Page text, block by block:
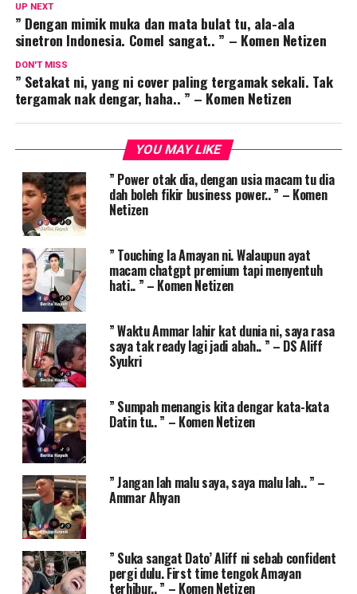
UP NEXT
” Dengan mimik muka dan mata bulat tu, ala-ala
sinetron Indonesia. Comel sangat.. ” – Komen Netizen
DON'T MISS
” Setakat ni, yang ni cover paling tergamak sekali. Tak
tergamak nak dengar, haha.. ” – Komen Netizen
YOU MAY LIKE
” Power otak dia, dengan usia macam tu dia
dah boleh fikir business power.. ” – Komen
Netizen
” Touching la Amayan ni. Walaupun ayat
macam chatgpt premium tapi menyentuh
hati.. ” – Komen Netizen
” Waktu Ammar lahir kat dunia ni, saya rasa
saya tak ready lagi jadi abah.. ” – DS Aliff
Syukri
” Sumpah menangis kita dengar kata-kata
Datin tu.. ” – Komen Netizen
” Jangan lah malu saya, saya malu lah.. ” –
Ammar Ahyan
” Suka sangat Dato’ Aliff ni sebab confident
pergi dulu. First time tengok Amayan
terhibur.. ” – Komen Netizen